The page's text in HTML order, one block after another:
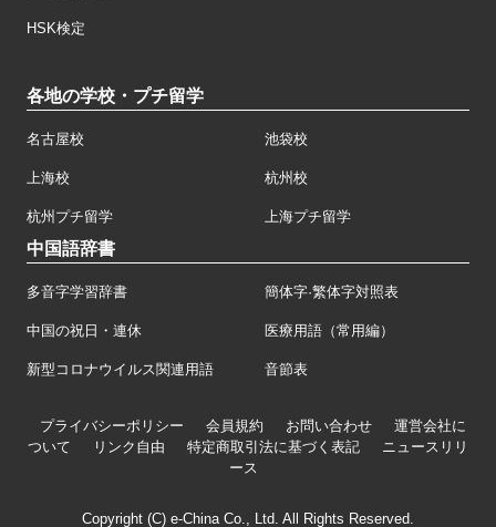
HSK検定
各地の学校・プチ留学
名古屋校 池袋校
上海校 杭州校
杭州プチ留学 上海プチ留学
中国語辞書
多音字学習辞書 簡体字·繁体字対照表
中国の祝日・連休 医療用語（常用編）
新型コロナウイルス関連用語 音節表
プライバシーポリシー 会員規約 お問い合わせ
運営会社に
ついて
リンク自由 特定商取引法に基づく表記
ニュースリリ
ース
Copyright (C) e-China Co., Ltd. All Rights Reserved.